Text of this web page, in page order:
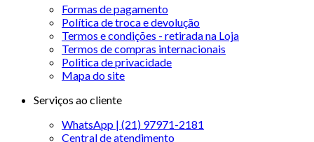
Formas de pagamento
Política de troca e devolução
Termos e condições - retirada na Loja
Termos de compras internacionais
Politica de privacidade
Mapa do site
Serviços ao cliente
WhatsApp | (21) 97971-2181
Central de atendimento